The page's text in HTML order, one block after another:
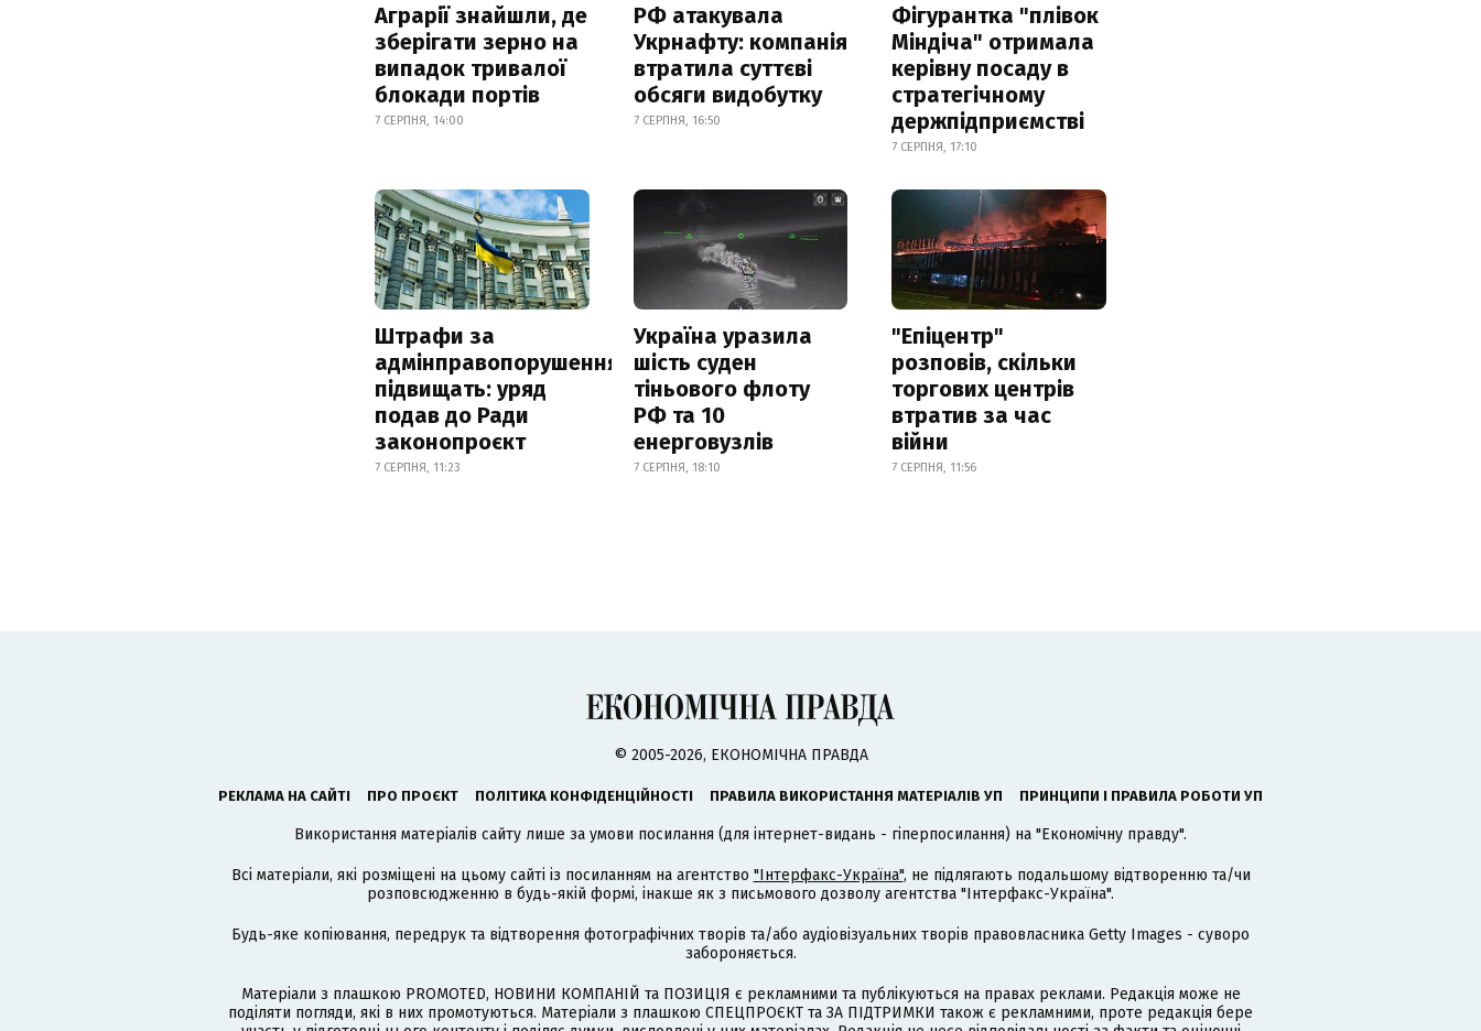
Аграрії знайшли, де
зберігати зерно на
випадок тривалої
блокади портів
7 СЕРПНЯ, 14:00
РФ атакувала
Укрнафту: компанія
втратила суттєві
обсяги видобутку
7 СЕРПНЯ, 16:50
Фігурантка "плівок
Міндіча" отримала
керівну посаду в
стратегічному
держпідприємстві
7 СЕРПНЯ, 17:10
Штрафи за
адмінправопорушення
підвищать: уряд
подав до Ради
законопроєкт
7 СЕРПНЯ, 11:23
Україна уразила
шість суден
тіньового флоту
РФ та 10
енерговузлів
7 СЕРПНЯ, 18:10
"Епіцентр"
розповів, скільки
торгових центрів
втратив за час
війни
7 СЕРПНЯ, 11:56
© 2005-2026, ЕКОНОМІЧНА ПРАВДА
РЕКЛАМА НА САЙТІ ПРО ПРОЄКТ ПОЛІТИКА КОНФІДЕНЦІЙНОСТІ ПРАВИЛА ВИКОРИСТАННЯ МАТЕРІАЛІВ УП ПРИНЦИПИ І ПРАВИЛА РОБОТИ УП
Використання матеріалів сайту лише за умови посилання (для інтернет-видань - гіперпосилання) на "Економічну правду".
Всі матеріали, які розміщені на цьому сайті із посиланням на агентство "Інтерфакс-Україна", не підлягають подальшому відтворенню та/чи
розповсюдженню в будь-якій формі, інакше як з письмового дозволу агентства "Інтерфакс-Україна".
Будь-яке копіювання, передрук та відтворення фотографічних творів та/або аудіовізуальних творів правовласника Getty Images - суворо
забороняється.
Матеріали з плашкою PROMOTED, НОВИНИ КОМПАНІЙ та ПОЗИЦІЯ є рекламними та публікуються на правах реклами. Редакція може не
поділяти погляди, які в них промотуються. Матеріали з плашкою СПЕЦПРОЄКТ та ЗА ПІДТРИМКИ також є рекламними, проте редакція бере